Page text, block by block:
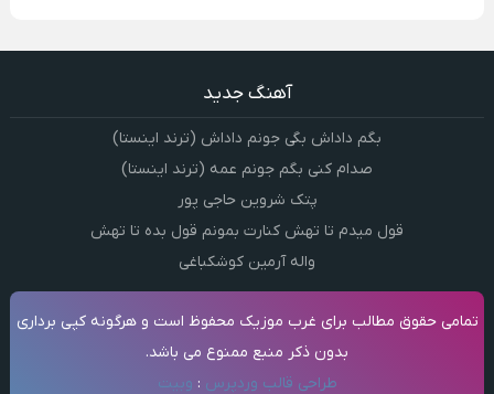
آهنگ جدید
بگم داداش بگی جونم داداش (ترند اینستا)
صدام کنی بگم جونم عمه (ترند اینستا)
پتک شروین حاجی پور
قول میدم تا تهش کنارت بمونم قول بده تا تهش
واله آرمین کوشکباغی
تمامی حقوق مطالب برای غرب موزیک محفوظ است و هرگونه کپی برداری
بدون ذکر منبع ممنوع می باشد.
طراحی قالب وردپرس : وبیت